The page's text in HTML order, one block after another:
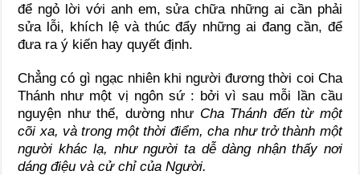
để ngỏ lời với anh em, sửa chữa những ai cần phải
sửa lỗi, khích lệ và thúc đẩy những ai đang cần, để
đưa ra ý kiến hay quyết định.
Chẳng có gì ngạc nhiên khi người đương thời coi Cha
Thánh như một vị ngôn sứ : bởi vì sau mỗi lần cầu
nguyện như thế, dường như Cha Thánh đến từ một
cõi xa, và trong một thời điểm, cha như trở thành một
người khác lạ, như người ta dễ dàng nhận thấy nơi
dáng điệu và cử chỉ của Người.